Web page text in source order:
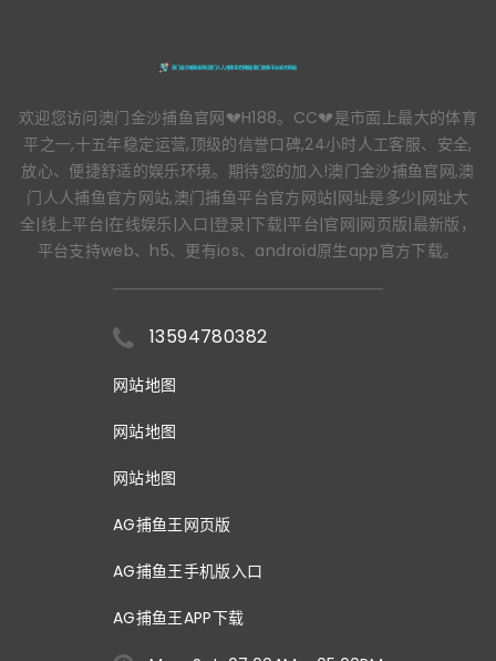
欢迎您访问澳门金沙捕鱼官网💔H188。CC💔是市面上最大的体育
平之一,十五年稳定运营,顶级的信誉口碑,24小时人工客服、安全,
放心、便捷舒适的娱乐环境。期待您的加入!澳门金沙捕鱼官网,澳
门人人捕鱼官方网站,澳门捕鱼平台官方网站|网址是多少|网址大
全|线上平台|在线娱乐|入口|登录|下载|平台|官网|网页版|最新版，
平台支持web、h5、更有ios、android原生app官方下载。
13594780382
网站地图
网站地图
网站地图
AG捕鱼王网页版
AG捕鱼王手机版入口
AG捕鱼王APP下载